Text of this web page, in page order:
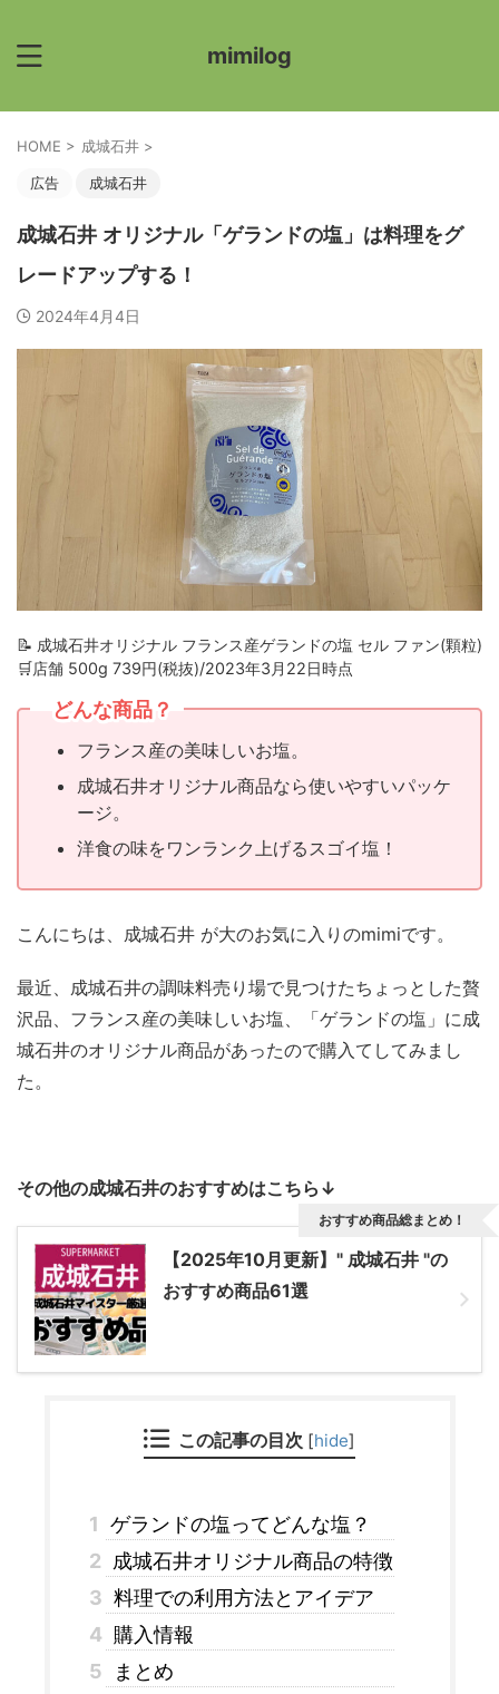
mimilog
HOME > 成城石井 >
広告 成城石井
成城石井 オリジナル「ゲランドの塩」は料理をグ
レードアップする！
2024年4月4日
📝 成城石井オリジナル フランス産ゲランドの塩 セル ファン(顆粒)
🛒店舗 500g 739円(税抜)/2023年3月22日時点
どんな商品？
フランス産の美味しいお塩。
成城石井オリジナル商品なら使いやすいパッケ
ージ。
洋食の味をワンランク上げるスゴイ塩！
こんにちは、成城石井 が大のお気に入りのmimiです。
最近、成城石井の調味料売り場で見つけたちょっとした贅
沢品、フランス産の美味しいお塩、「ゲランドの塩」に成
城石井のオリジナル商品があったので購入てしてみまし
た。
その他の成城石井のおすすめはこちら↓
【2025年10月更新】" 成城石井 "の
おすすめ商品61選
おすすめ商品総まとめ！
この記事の目次 [hide]
1 ゲランドの塩ってどんな塩？
2 成城石井オリジナル商品の特徴
3 料理での利用方法とアイデア
4 購入情報
5
まとめ